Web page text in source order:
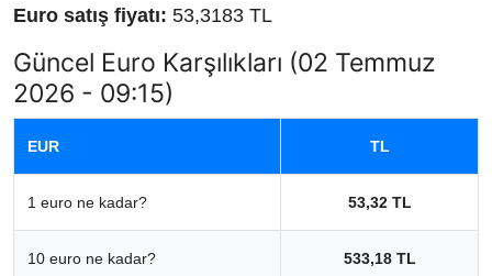
Euro satış fiyatı: 53,3183 TL
Güncel Euro Karşılıkları (02 Temmuz
2026 - 09:15)
EUR TL
1 euro ne kadar? 53,32 TL
10 euro ne kadar? 533,18 TL